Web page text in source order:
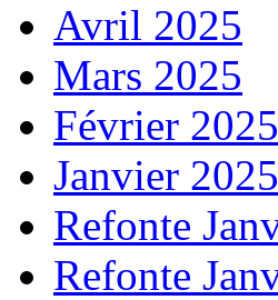
Avril 2025
Mars 2025
Février 2025
Janvier 2025
Refonte
Refonte